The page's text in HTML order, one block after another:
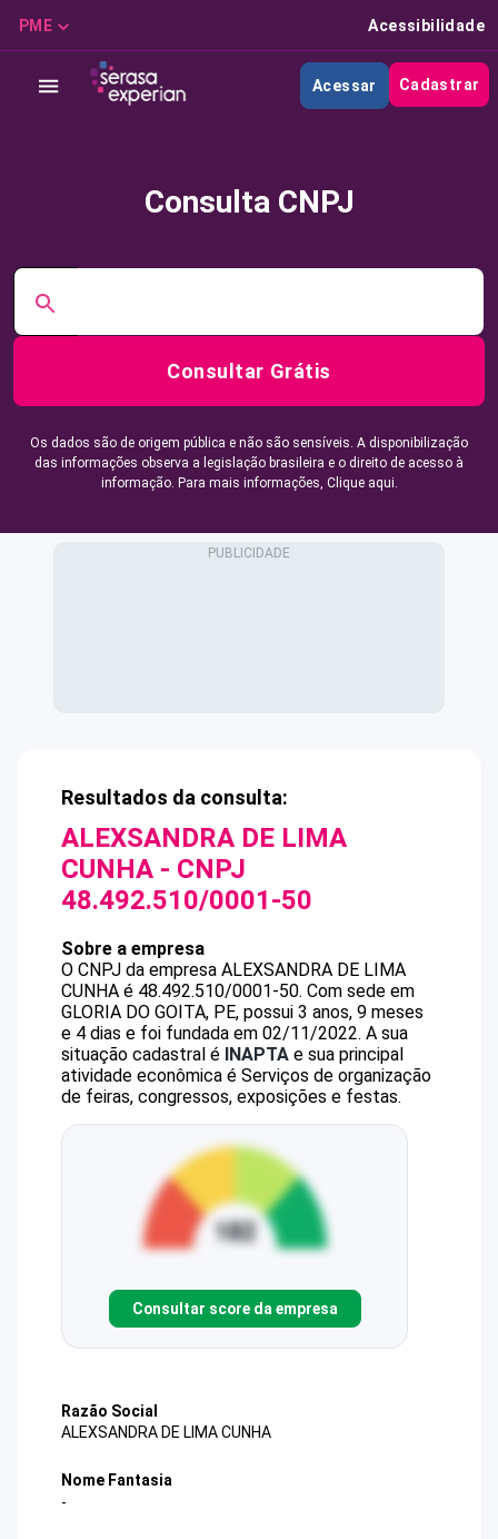
PME Acessibilidade
Acessar Cadastrar
Consulta CNPJ
Consultar Grátis
Os dados são de origem pública e não são sensíveis. A disponibilização
das informações observa a legislação brasileira e o direito de acesso à
informação. Para mais informações, Clique aqui.
Resultados da consulta:
ALEXSANDRA DE LIMA
CUNHA - CNPJ
48.492.510/0001-50
Sobre a empresa
O CNPJ da empresa ALEXSANDRA DE LIMA
CUNHA é 48.492.510/0001-50. Com sede em
GLORIA DO GOITA, PE, possui 3 anos, 9 meses
e 4 dias e foi fundada em 02/11/2022. A sua
situação cadastral é INAPTA e sua principal
atividade econômica é Serviços de organização
de feiras, congressos, exposições e festas.
Consultar score da empresa
Razão Social
ALEXSANDRA DE LIMA CUNHA
Nome Fantasia
-